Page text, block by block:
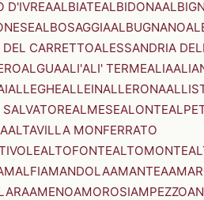
D'IVREAALBIATEALBIDONA
ALBOSAGGIAALBUGNANO
CARRETTOALESSANDRIA
ALGUAALI'ALI' TERMEALIA
ALLEGHEALLEINALLERONA
ALMESEALONTE
ALTAVILLA MONFERRATO
ALTOFONTEALTOMONTE
AMANDOLAAMANTEA
AMENOAMOROSIAMPEZZO